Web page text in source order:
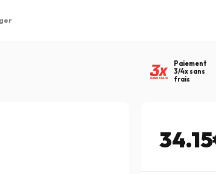
Paiement
3/4x sans
frais